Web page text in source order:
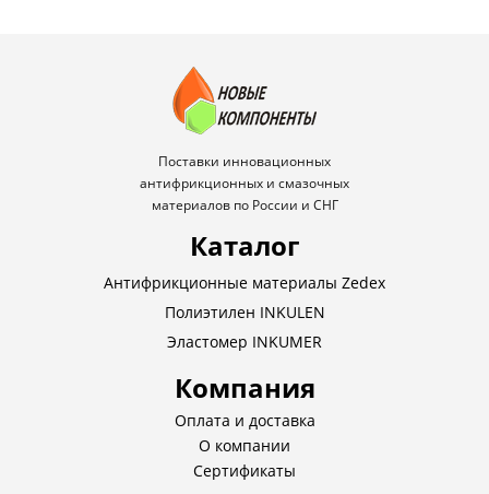
Поставки инновационных
антифрикционных и смазочных
материалов по России и СНГ
Каталог
Антифрикционные материалы Zedex
Полиэтилен INKULEN
Эластомер INKUMER
Компания
Оплата и доставка
О компании
Сертификаты